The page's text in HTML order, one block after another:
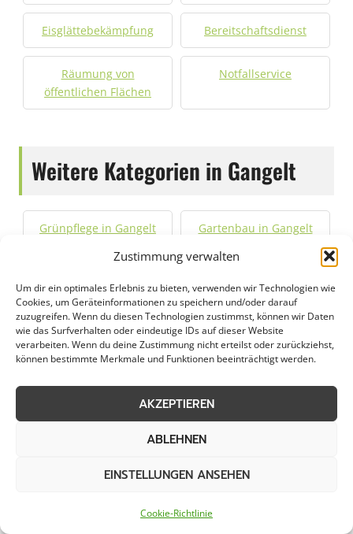
Zustimmung verwalten
Um dir ein optimales Erlebnis zu bieten, verwenden wir Technologien wie
Cookies, um Geräteinformationen zu speichern und/oder darauf
zuzugreifen. Wenn du diesen Technologien zustimmst, können wir Daten
wie das Surfverhalten oder eindeutige IDs auf dieser Website
verarbeiten. Wenn du deine Zustimmung nicht erteilst oder zurückziehst,
können bestimmte Merkmale und Funktionen beeinträchtigt werden.
AKZEPTIEREN
ABLEHNEN
EINSTELLUNGEN ANSEHEN
Cookie-Richtlinie
Eisglättebekämpfung Bereitschaftsdienst
Räumung von
öffentlichen Flächen
Notfallservice
Weitere Kategorien in Gangelt
Grünpflege in Gangelt Gartenbau in Gangelt
Dachreinigung in
Gangelt
Städte im Umkreis von 50 km
Aachen
Alsdorf
Schneeabtransport in
Schneeabtransport in